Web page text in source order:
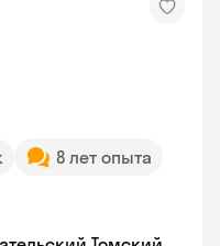
8 лет опыта